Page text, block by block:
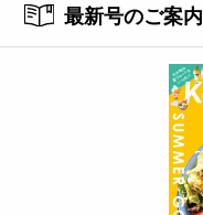
最新号のご案内